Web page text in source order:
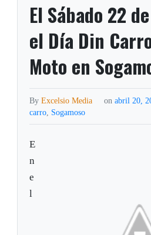
El Sábado 22
el Día Din
Moto en
ByExcelsio Media on abril 20,
carro, Sogamoso
E
n
e
l